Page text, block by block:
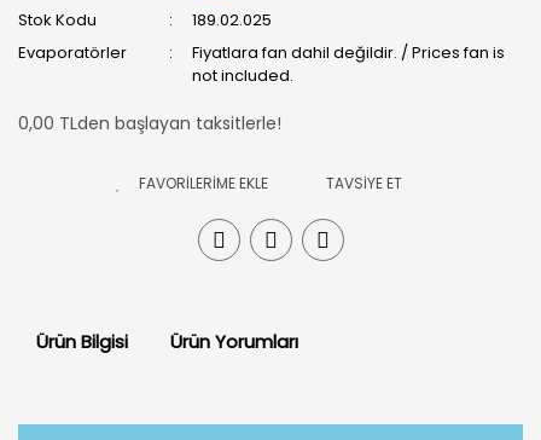
Stok Kodu
189.02.025
Evaporatörler
Fiyatlara fan dahil değildir. / Prices fan is
not included.
0,00 TLden başlayan taksitlerle!
TAVSİYE ET
Ürün Bilgisi Ürün Yorumları